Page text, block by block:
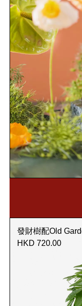
發財樹配Old
HKD 720.00